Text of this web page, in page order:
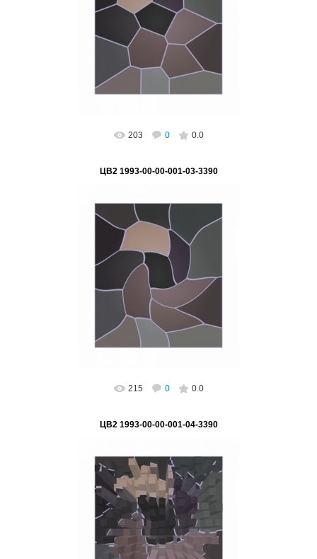
"На пути к НАНО" Серия "Цифра - основа
глобализации"
Подпись на картине: нет, возможно
поставить Автор: Виктор...
ВетВиктор
203 0 0.0
ЦВ2 1993-00-00-001-03-3390
"Искажение пути к НАНО" Серия "Цифра -
основа глобализации"
Подпись на картине: нет, возможно
поставить, Автор...
ВетВиктор
215 0 0.0
ЦВ2 1993-00-00-001-04-3390
02.03.2023
"Лабиринты цифровизации" Серия "Цифра -
основа глобализации"
Подпись на картине: нет, возможно
поставить, Авто...